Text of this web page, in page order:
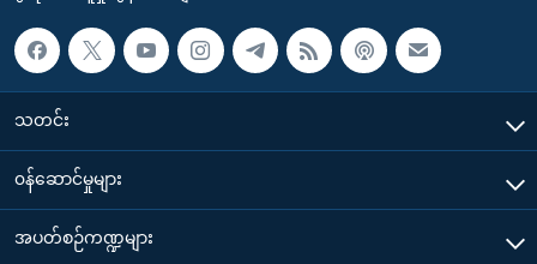
သတင်း
၀န်ဆောင်မှုများ
အပတ်စဉ်ကဏ္ဍများ